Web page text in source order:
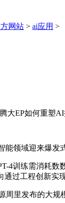
网站 > ai应用 >
大EP如何重塑
领域迎来爆发式
训练需消耗数数
通过工程创新实
里发布的大规